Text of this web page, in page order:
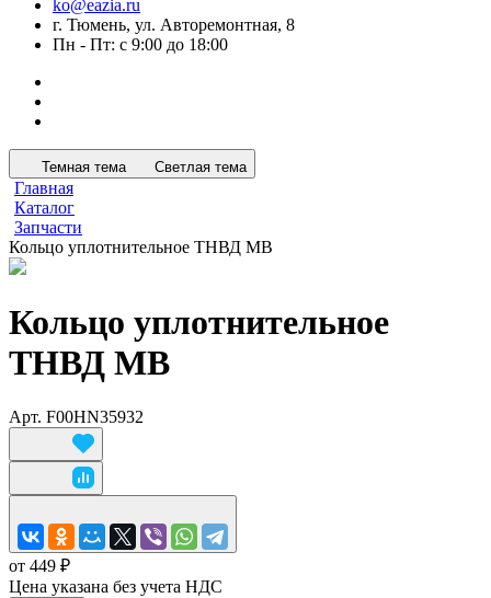
ko@eazia.ru
г. Тюмень, ул. Авторемонтная, 8
Пн - Пт: с 9:00 до 18:00
Темная тема Светлая тема
Главная
Каталог
Запчасти
Кольцо уплотнительное ТНВД MB
Кольцо уплотнительное
ТНВД MB
Арт. F00HN35932
от 449 ₽
Цена указана без учета НДС